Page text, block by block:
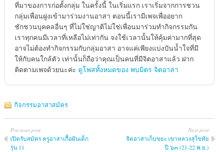
ที่มาของการก่อตั้งกลุ่ม ในครั้งนี้ ในเริ่มแรก เราเริ่มจากการชวน
กลุ่มเพื่อนฝูงเข้ามาร่วมงานอาสา ตอนนี้เรามีเพจเพื่ออยาก
ชักชวนบุคคลอื่นๆ ที่ไม่ใช่ญาติไม่ใช่เพื่อนมาร่วมทำกิจกรรมกัน
เราทุกคนมีเวลาที่เหลือไม่เท่ากัน จงใช้เวลานั้นให้คุ้มค่ามากที่สุด
อาจไม่ต้องทำกิจกรรมกับกลุ่มอาสา อาจแค่เพียงแบ่งปันน้ำใจที่มี
ให้กับคนใกล้ตัว เท่านั้นก็ถือว่าคุณเป็นคนที่มีจิตอาสาแล้ว ฝาก
ติดตามเพจด้วยนะค่ะ ดูโพสทั้งหมดของ พบมิตร จิตอาสา
กิจกรรมอาสาสมัคร
Previous post
เปิดรับสมัคร ครูอาสาเกื้อฝันเด็ก
รุ่น 11
Next post
จิตอาสาเก็บขยะ เขาหลวงสุโขทัย
ปี ๖๓ (21-22 พ.ย.)